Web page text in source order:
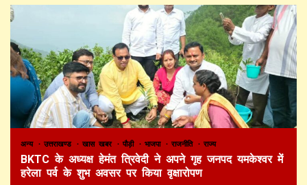
अन्य उत्तराखण्ड खास खबर पौड़ी भाजपा राजनीति राज्य
BKTC के अध्यक्ष हेमंत त्रिवेदी ने अपने गृह जनपद यमकेश्वर में
हरेला पर्व के शुभ अवसर पर किया वृक्षारोपण